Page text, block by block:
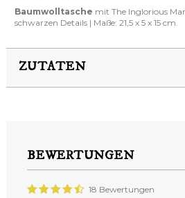
Baumwolltasche mit The Inglorious
schwarzen Details | Maße: 21,5 x 5 x 15 cm.
ZUTATEN
BEWERTUNGEN
18 Bewertungen